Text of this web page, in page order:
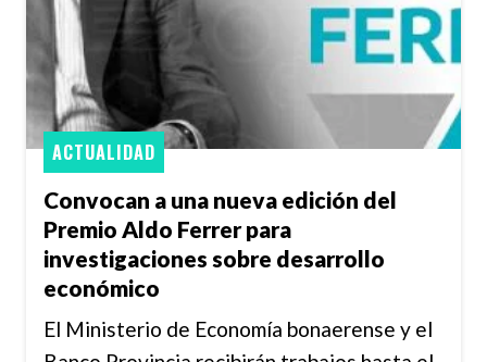
Convocan a una nueva edición del
Premio Aldo Ferrer para
investigaciones sobre desarrollo
económico
ACTUALIDAD
El Ministerio de Economía bonaerense y el